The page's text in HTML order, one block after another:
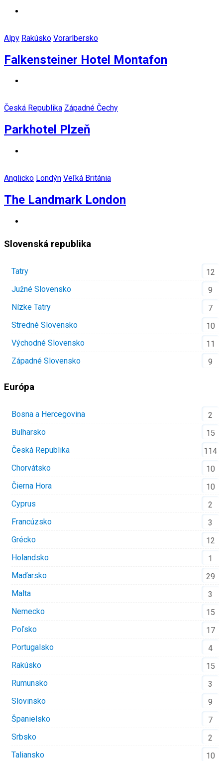
Alpy Rakúsko Vorarlbersko
Falkensteiner Hotel Montafon
Česká Republika Západné Čechy
Parkhotel Plzeň
Anglicko Londýn Veľká Británia
The Landmark London
Slovenská republika
Tatry
12
Južné Slovensko
9
Nízke Tatry
7
Stredné Slovensko
10
Východné Slovensko
11
Západné Slovensko
9
Európa
Bosna a Hercegovina
2
Bulharsko
15
Česká Republika
114
Chorvátsko
10
Čierna Hora
10
Cyprus
2
Francúzsko
3
Grécko
12
Holandsko
1
Maďarsko
29
Malta
3
Nemecko
15
Poľsko
17
Portugalsko
4
Rakúsko
15
Rumunsko
3
Slovinsko
9
Španielsko
7
Srbsko
2
Taliansko
10